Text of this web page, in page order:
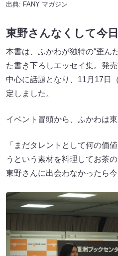
出典: FANY マガジン
東野さんなくして今
本書は、ふかわが独特の“歪ん
た書き下ろしエッセイ集。発
中心に話題となり、11月17日
定しました。
イベント冒頭から、ふかわは
「まだタレントとして何の価
うという素材を料理してお茶
東野さんに出会わなかったら